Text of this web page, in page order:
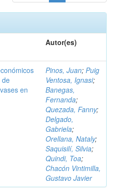
Autor(es)
de
en
Pinos, Juan; Puig
Ventosa, Ignasi;
Banegas,
Fernanda;
Quezada, Fanny;
Delgado,
Gabriela;
Orellana, Nataly;
Saquisilí, Silvia;
Quindi, Toa;
Chacón Vintimilla,
Gustavo Javier